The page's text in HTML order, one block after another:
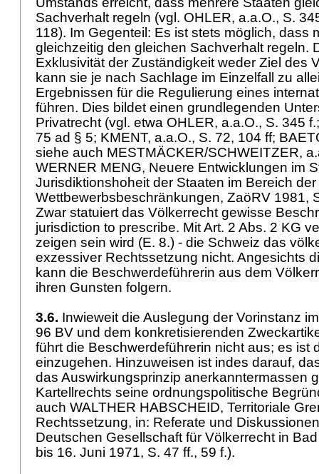
Sachverhalt regeln (vgl. OHLER, a.a.O., S.
118). Im Gegenteil: Es ist stets möglich, dass
gleichzeitig den gleichen Sachverhalt regeln.
Exklusivität der Zuständigkeit weder Ziel des
kann sie je nach Sachlage im Einzelfall zu
Ergebnissen für die Regulierung eines
führen. Dies bildet einen grundlegenden
Privatrecht (vgl. etwa OHLER, a.a.O., S. 345
75 ad § 5; KMENT, a.a.O., S. 72, 104 ff;
siehe auch MESTMÄCKER/SCHWEITZER,
WERNER MENG, Neuere Entwicklungen im
Jurisdiktionshoheit der Staaten im Bereich der
Wettbewerbsbeschränkungen, ZaöRV 1981,
Zwar statuiert das Völkerrecht gewisse
jurisdiction to prescribe. MitArt. 2 Abs. 2 KG
zeigen sein wird (E. 8.) - die Schweiz das
exzessiver Rechtssetzung nicht. Angesichts
kann die Beschwerdeführerin aus dem
ihren Gunsten folgern.
3.6. Inwieweit die Auslegung der Vorinstanz
96 BV und dem konkretisierenden
führt die Beschwerdeführerin nicht aus; es ist
einzugehen. Hinzuweisen ist indes darauf,
das Auswirkungsprinzip anerkanntermassen
Kartellrechts seine ordnungspolitische
auch WALTHER HABSCHEID, Territoriale
Rechtssetzung, in: Referate und
Deutschen Gesellschaft für Völkerrecht in
bis 16. Juni 1971, S. 47 ff., 59 f.).